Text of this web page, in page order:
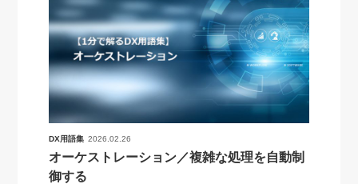
DX用語集 2026.02.26
オーケストレーション／複雑な処理を自動制
御する